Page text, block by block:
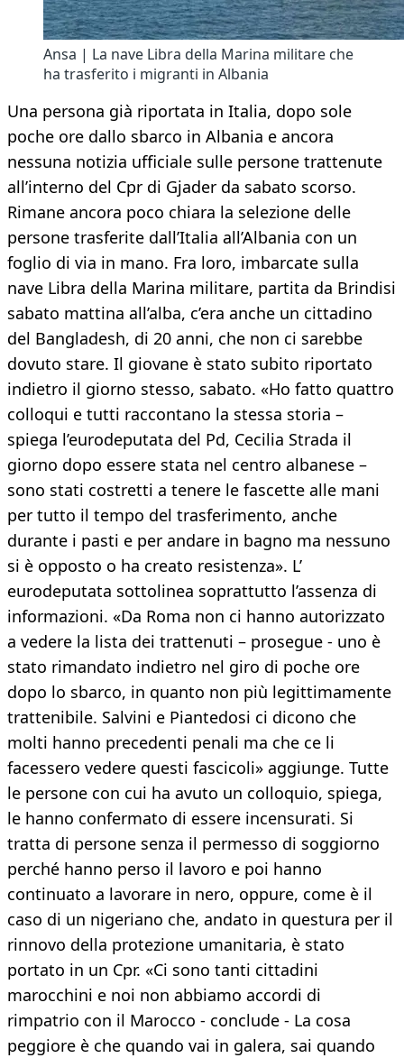
Ansa | La nave Libra della Marina militare che
ha trasferito i migranti in Albania
Una persona già riportata in Italia, dopo sole
poche ore dallo sbarco in Albania e ancora
nessuna notizia ufficiale sulle persone trattenute
all’interno del Cpr di Gjader da sabato scorso.
Rimane ancora poco chiara la selezione delle
persone trasferite dall’Italia all’Albania con un
foglio di via in mano. Fra loro, imbarcate sulla
nave Libra della Marina militare, partita da Brindisi
sabato mattina all’alba, c’era anche un cittadino
del Bangladesh, di 20 anni, che non ci sarebbe
dovuto stare. Il giovane è stato subito riportato
indietro il giorno stesso, sabato. «Ho fatto quattro
colloqui e tutti raccontano la stessa storia –
spiega l’eurodeputata del Pd, Cecilia Strada il
giorno dopo essere stata nel centro albanese –
sono stati costretti a tenere le fascette alle mani
per tutto il tempo del trasferimento, anche
durante i pasti e per andare in bagno ma nessuno
si è opposto o ha creato resistenza». L’
eurodeputata sottolinea soprattutto l’assenza di
informazioni. «Da Roma non ci hanno autorizzato
a vedere la lista dei trattenuti – prosegue - uno è
stato rimandato indietro nel giro di poche ore
dopo lo sbarco, in quanto non più legittimamente
trattenibile. Salvini e Piantedosi ci dicono che
molti hanno precedenti penali ma che ce li
facessero vedere questi fascicoli» aggiunge. Tutte
le persone con cui ha avuto un colloquio, spiega,
le hanno confermato di essere incensurati. Si
tratta di persone senza il permesso di soggiorno
perché hanno perso il lavoro e poi hanno
continuato a lavorare in nero, oppure, come è il
caso di un nigeriano che, andato in questura per il
rinnovo della protezione umanitaria, è stato
portato in un Cpr. «Ci sono tanti cittadini
marocchini e noi non abbiamo accordi di
rimpatrio con il Marocco - conclude - La cosa
peggiore è che quando vai in galera, sai quando